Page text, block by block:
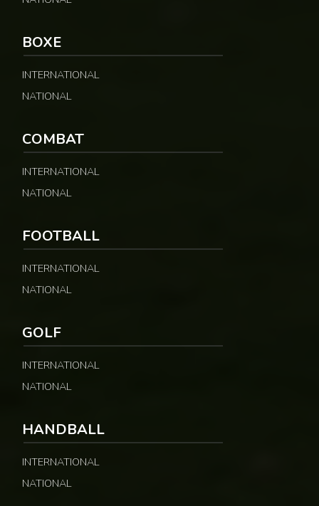
BOXE
INTERNATIONAL
NATIONAL
COMBAT
INTERNATIONAL
NATIONAL
FOOTBALL
INTERNATIONAL
NATIONAL
GOLF
INTERNATIONAL
NATIONAL
HANDBALL
INTERNATIONAL
NATIONAL